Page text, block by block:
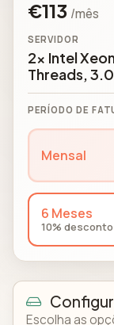
SERVIDOR
2x Intel
Threads,
€113 /mês
PERÍODO DE
Mensal
6 Meses
10% desconto
Escolha as